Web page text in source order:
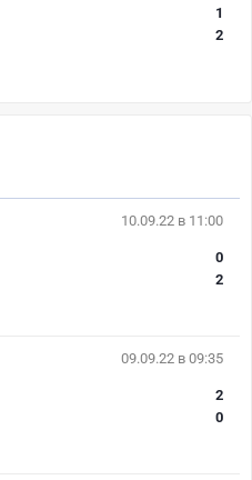
1
2
10.09.22 в 11:00
0
2
09.09.22 в 09:35
2
0